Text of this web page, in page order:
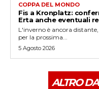
COPPA DEL MONDO
Fis a Kronplatz:
Erta anche eventuali
L'inverno è ancora
per la prossima...
5 Agosto 2026
ALTRO